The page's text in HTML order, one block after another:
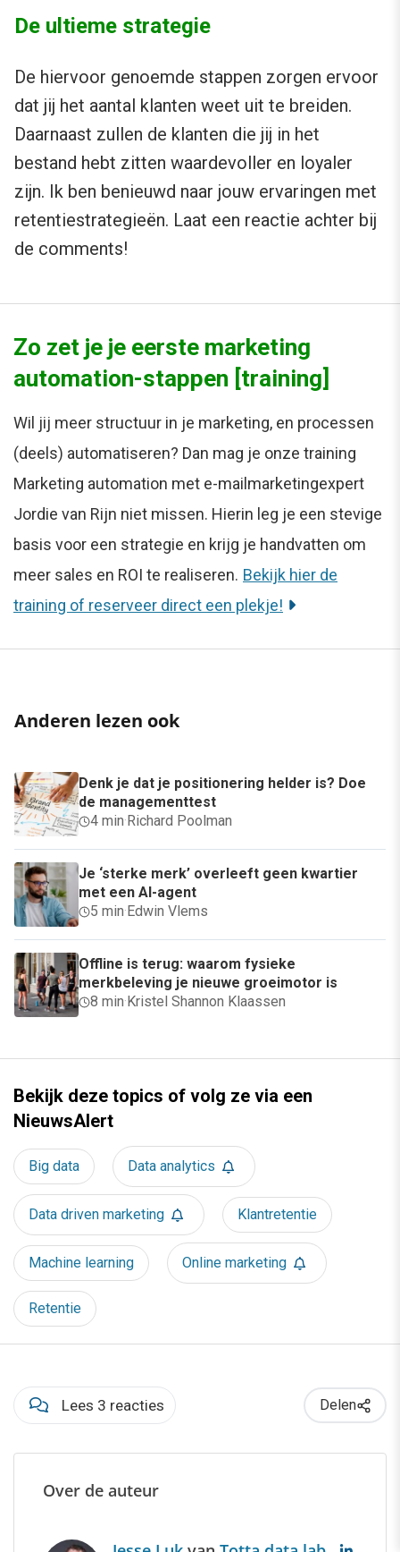
De ultieme strategie
De hiervoor genoemde stappen zorgen ervoor
dat jij het aantal klanten weet uit te breiden.
Daarnaast zullen de klanten die jij in het
bestand hebt zitten waardevoller en loyaler
zijn. Ik ben benieuwd naar jouw ervaringen met
retentiestrategieën. Laat een reactie achter bij
de comments!
Zo zet je je eerste marketing
automation-stappen [training]
Wil jij meer structuur in je marketing, en processen
(deels) automatiseren? Dan mag je onze training
Marketing automation met e-mailmarketingexpert
Jordie van Rijn niet missen. Hierin leg je een stevige
basis voor een strategie en krijg je handvatten om
meer sales en ROI te realiseren. Bekijk hier de
training of reserveer direct een plekje!
Anderen lezen ook
Denk je dat je positionering helder is? Doe
de managementtest
4 min· Richard Poolman
Je ‘sterke merk’ overleeft geen kwartier
met een AI-agent
5 min· Edwin Vlems
Offline is terug: waarom fysieke
merkbeleving je nieuwe groeimotor is
8 min· Kristel Shannon Klaassen
Bekijk deze topics of volg ze via een
NieuwsAlert
Big data Data analytics
Data driven marketing Klantretentie
Machine learning Online marketing
Retentie
Lees 3 reacties Delen
Over de auteur